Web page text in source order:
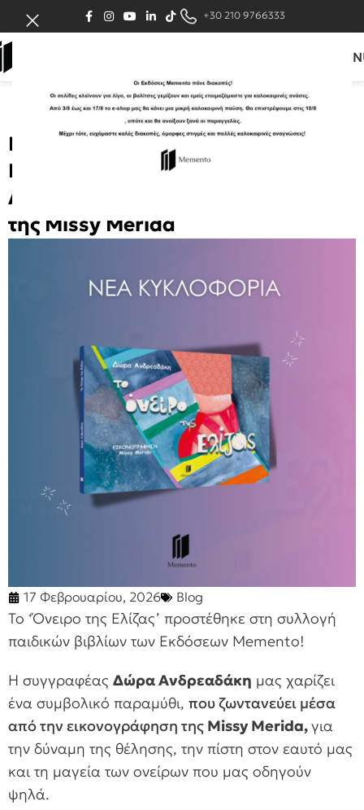
+30 210 9766333
Νέα Κυκλοφορία ‘Το όνειρο της
Ελίζας’ της συγγραφέας Δώρας
Ανδρεαδάκη, σε εικονογράφηση
της Missy Merida
17 Φεβρουαρίου, 2026 Blog
Το ‘Όνειρο της Ελίζας’ προστέθηκε στη συλλογή
παιδικών βιβλίων των Εκδόσεων Memento!
Η συγγραφέας Δώρα Ανδρεαδάκη μας χαρίζει
ένα συμβολικό παραμύθι, που ζωντανεύει μέσα
από την εικονογράφηση της Missy Merida,για
την δύναμη της θέλησης, την πίστη στον εαυτό μας
και τη μαγεία των ονείρων που μας οδηγούν
ψηλά.